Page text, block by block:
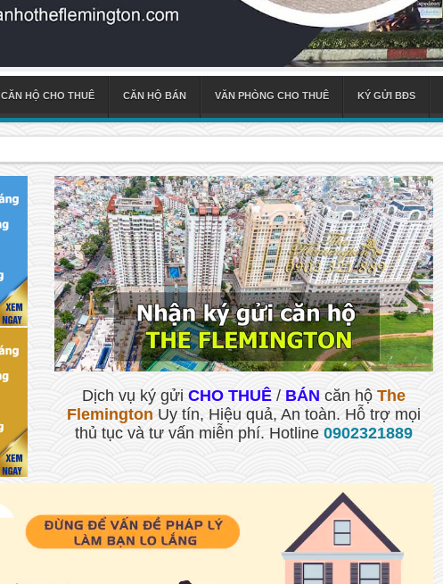
CĂN HỘ CHO THUÊ CĂN HỘ BÁN VĂN PHÒNG CHO THUÊ KÝ GỬI BĐS
Dịch vụ ký gửiCHO THUÊ / BÁN căn hộThe
Flemington Uy tín, Hiệu quả, An toàn. Hỗ trợ mọi
thủ tục và tư vấn miễn phí. Hotline0902321889